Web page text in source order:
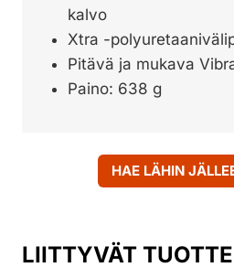
kalvo
Xtra -
Pitävä ja mukava
Paino: 638 g
HAE LÄHIN
LIITTYVÄT